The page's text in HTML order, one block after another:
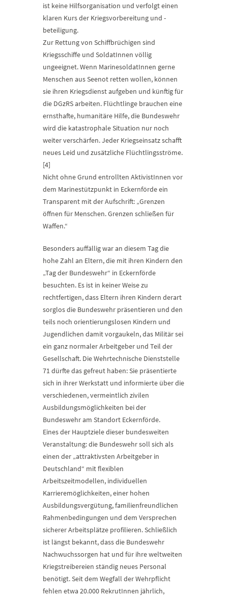
ist keine Hilfsorganisation und verfolgt einen
klaren Kurs der Kriegsvorbereitung und -
beteiligung.
Zur Rettung von Schiffbrüchigen sind
Kriegsschiffe und SoldatInnen völlig
ungeeignet. Wenn MarinesoldatInnen gerne
Menschen aus Seenot retten wollen, können
sie ihren Kriegsdienst aufgeben und künftig für
die DGzRS arbeiten. Flüchtlinge brauchen eine
ernsthafte, humanitäre Hilfe, die Bundeswehr
wird die katastrophale Situation nur noch
weiter verschärfen. Jeder Kriegseinsatz schafft
neues Leid und zusätzliche Flüchtlingsströme.
[4]
Nicht ohne Grund entrollten AktivistInnen vor
dem Marinestützpunkt in Eckernförde ein
Transparent mit der Aufschrift: „Grenzen
öffnen für Menschen. Grenzen schließen für
Waffen.“
Besonders auffällig war an diesem Tag die
hohe Zahl an Eltern, die mit ihren Kindern den
„Tag der Bundeswehr“ in Eckernförde
besuchten. Es ist in keiner Weise zu
rechtfertigen, dass Eltern ihren Kindern derart
sorglos die Bundeswehr präsentieren und den
teils noch orientierungslosen Kindern und
Jugendlichen damit vorgaukeln, das Militär sei
ein ganz normaler Arbeitgeber und Teil der
Gesellschaft. Die Wehrtechnische Dienststelle
71 dürfte das gefreut haben: Sie präsentierte
sich in ihrer Werkstatt und informierte über die
verschiedenen, vermeintlich zivilen
Ausbildungsmöglichkeiten bei der
Bundeswehr am Standort Eckernförde.
Eines der Hauptziele dieser bundesweiten
Veranstaltung: die Bundeswehr soll sich als
einen der „attraktivsten Arbeitgeber in
Deutschland“ mit flexiblen
Arbeitszeitmodellen, individuellen
Karrieremöglichkeiten, einer hohen
Ausbildungsvergütung, familienfreundlichen
Rahmenbedingungen und dem Versprechen
sicherer Arbeitsplätze profilieren. Schließlich
ist längst bekannt, dass die Bundeswehr
Nachwuchssorgen hat und für ihre weltweiten
Kriegstreibereien ständig neues Personal
benötigt. Seit dem Wegfall der Wehrpflicht
fehlen etwa 20.000 RekrutInnen jährlich,